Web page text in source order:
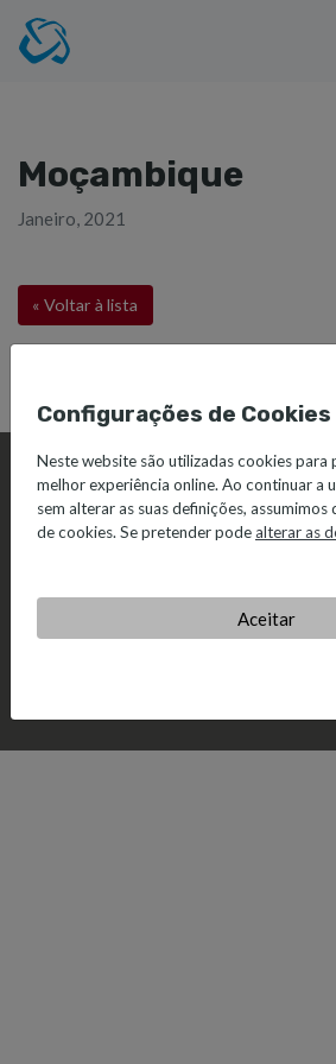
Moçambique
Janeiro, 2021
« Voltar à lista
Configurações de Cookies
Neste website são utilizadas cookies para
melhor experiência online. Ao continuar a
sem alterar as suas definições, assumimos
de cookies. Se pretender podealterar as
Aceitar